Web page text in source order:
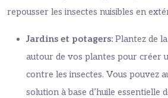
repousser les insectes nuisibles en
Jardins et potagers: Plantez de
autour de vos plantes pour créer
contre les insectes. Vous pouvez
solution à base d’huile essentielle